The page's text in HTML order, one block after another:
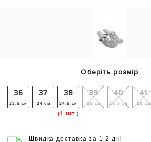
Оберіть розмір
36
23,5 см
37
24 см
38
24,5 см
(1 шт.)
39
25 см
40
25,5 см
41
26 см
Швидка доставка за 1-2 дні